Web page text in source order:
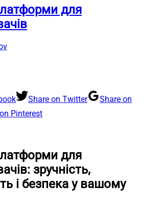
для
Share on Twitter
Share on
Pinterest
для
зручність,
і безпека у вашому